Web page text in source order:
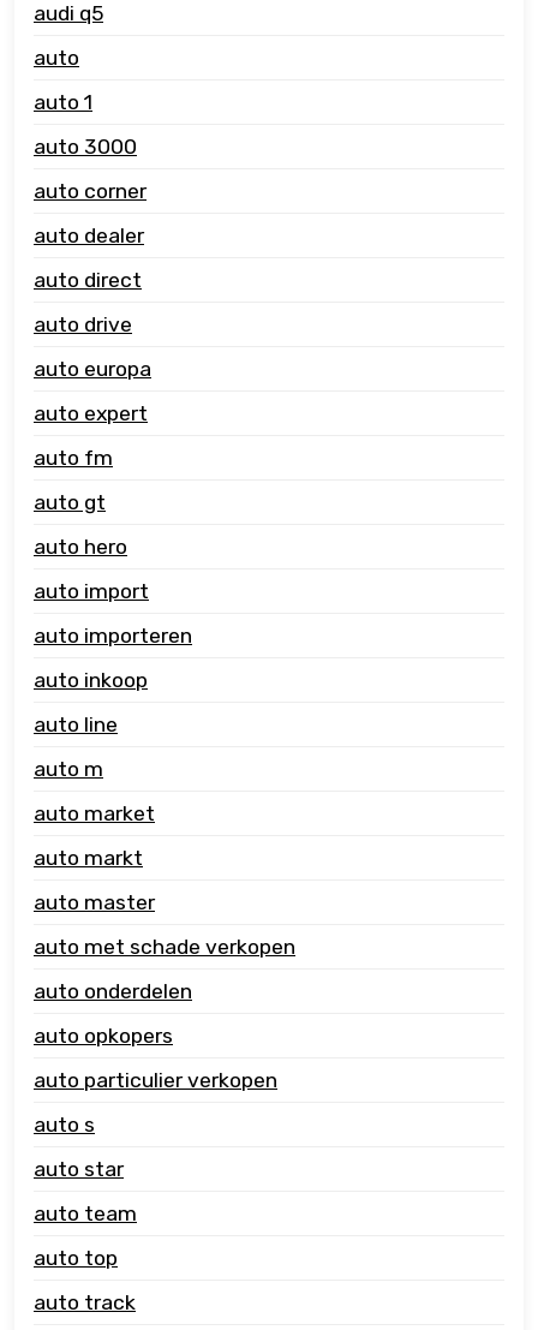
audi q5
auto
auto 1
auto 3000
auto corner
auto dealer
auto direct
auto drive
auto europa
auto expert
auto fm
auto gt
auto hero
auto import
auto importeren
auto inkoop
auto line
auto m
auto market
auto markt
auto master
auto met schade verkopen
auto onderdelen
auto opkopers
auto particulier verkopen
auto s
auto star
auto team
auto top
auto track